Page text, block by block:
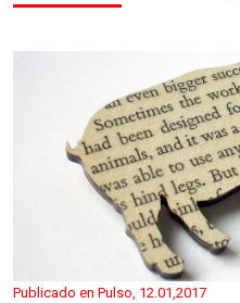
Publicado en Pulso, 12.01,2017